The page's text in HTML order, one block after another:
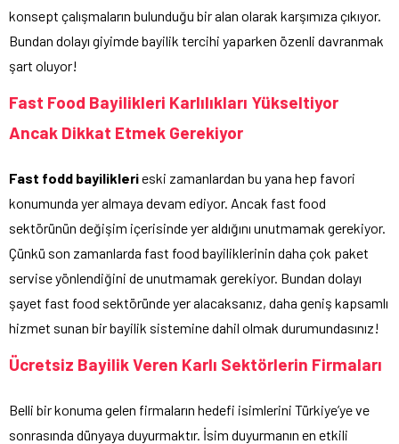
konsept çalışmaların bulunduğu bir alan olarak karşımıza çıkıyor.
Bundan dolayı giyimde bayilik tercihi yaparken özenli davranmak
şart oluyor!
Fast Food Bayilikleri Karlılıkları Yükseltiyor
Ancak Dikkat Etmek Gerekiyor
Fast fodd bayiliklerieski zamanlardan bu yana hep favori
konumunda yer almaya devam ediyor. Ancak fast food
sektörünün değişim içerisinde yer aldığını unutmamak gerekiyor.
Çünkü son zamanlarda fast food bayiliklerinin daha çok paket
servise yönlendiğini de unutmamak gerekiyor. Bundan dolayı
şayet fast food sektöründe yer alacaksanız, daha geniş kapsamlı
hizmet sunan bir bayilik sistemine dahil olmak durumundasınız!
Ücretsiz Bayilik Veren Karlı Sektörlerin Firmaları
Belli bir konuma gelen firmaların hedefi isimlerini Türkiye’ye ve
sonrasında dünyaya duyurmaktır. İsim duyurmanın en etkili